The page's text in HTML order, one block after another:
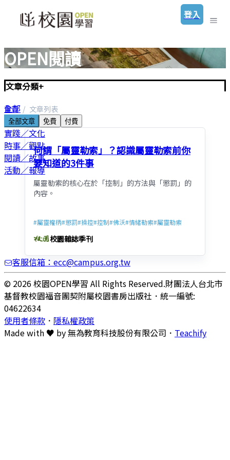
登入
OPEN閱讀
文章分類+
全部
聖經／神學
實踐／文化
時事／觀點
閱讀／故事
活動／報導
首頁 文章列表
全部文章 免費 付費
何謂「屬靈勒索」？認識屬靈勒索前你
要知道的3件事
屬靈勒索的核心在於「控制」的方法與「懲罰」的
內容。
#屬靈權柄#懲罰#操控#控制#佛沃#情緒勒索#屬靈勒索
校園雜誌季刊
客服信箱：ecc@campus.org.tw
© 2026 校園OPEN學習 All Rights Reserved.財團法人台北市
基督教校園福音團契附屬校園書房出版社 ． 統一編號:
04622634
使用者條款 ． 隱私權政策
Made with ♥ by無為教育科技股份有限公司． Teachify